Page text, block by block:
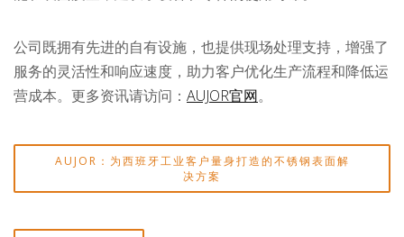
公司既拥有先进的自有设施，也提供现场处理支持，增强了
服务的灵活性和响应速度，助力客户优化生产流程和降低运
营成本。更多资讯请访问： AUJOR官网。
AUJOR：为西班牙工业客户量身打造的不锈钢表面解
决方案